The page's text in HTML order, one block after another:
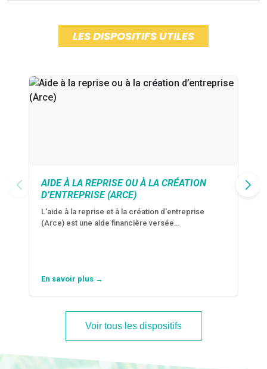
LES DISPOSITIFS UTILES
AIDE À LA REPRISE OU À LA CRÉATION
D’ENTREPRISE (ARCE)
L'aide à la reprise et à la création d'entreprise
(Arce) est une aide financière versée…
En savoir plus →
Voir tous les dispositifs